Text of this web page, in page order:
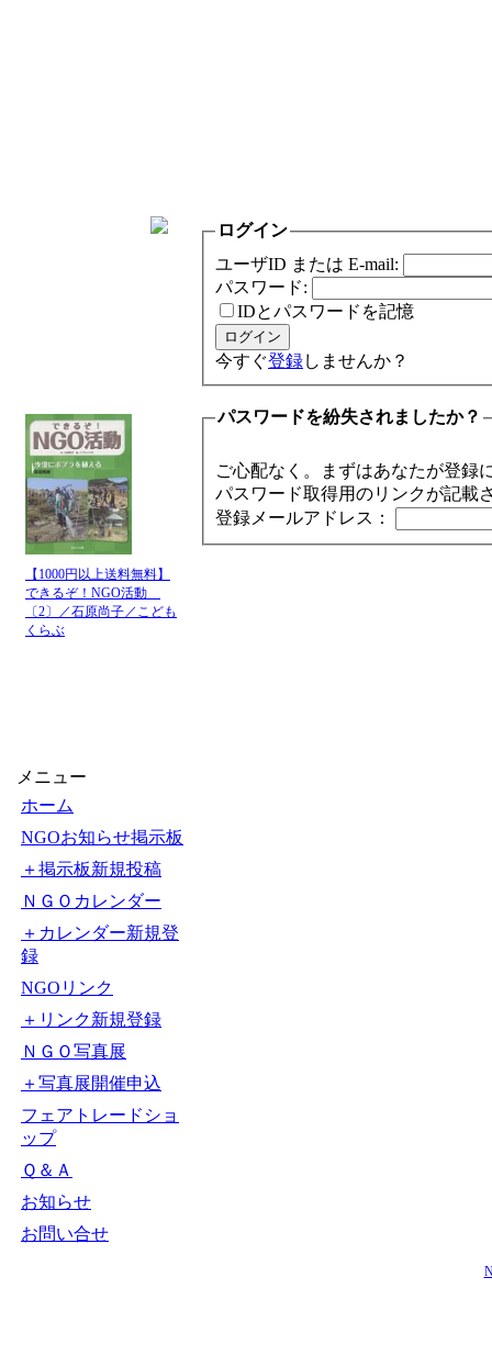
【1000円以上送料無料】
できるぞ！NGO活動
〔2〕／石原尚子／こども
くらぶ
メニュー
ホーム
NGOお知らせ掲示板
＋掲示板新規投稿
ＮＧＯカレンダー
＋カレンダー新規登
録
NGOリンク
＋リンク新規登録
ＮＧＯ写真展
＋写真展開催申込
フェアトレードショ
ップ
Ｑ＆Ａ
お知らせ
お問い合せ
ログイン
ユーザID または E-mail:
パスワード:
IDとパスワードを記憶
今すぐ登録しませんか？
パスワードを紛失されましたか？
ご心配なく。まずはあなたが登録
パスワード取得用のリンクが記載
登録メールアドレス：